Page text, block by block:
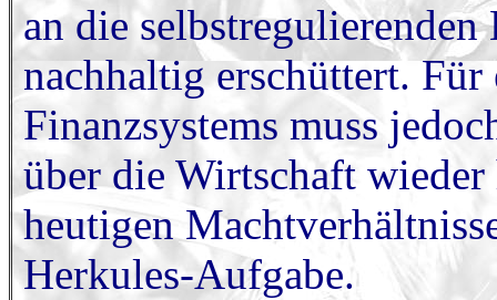
an die
nachhaltig erschüttert.
Finanzsystems muss
über die Wirtschaft
heutigen
Herkules-Aufgabe.